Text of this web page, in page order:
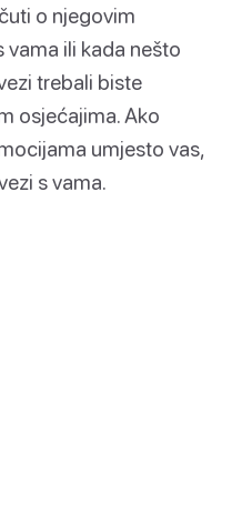
o njegovim
vama ili kada nešto
trebali biste
osjećajima. Ako
umjesto vas,
s vama.